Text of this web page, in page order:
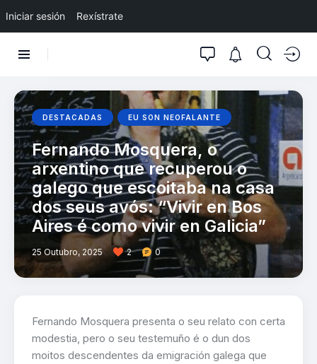
Iniciar sesión Rexístrate
DESTACADAS EU SON NEOFALANTE
Fernando Mosquera, o
arxentino que recuperou o
galego que escoitaba na casa
dos seus avós: “Vivir en Bos
Aires é como vivir en Galicia”
25 Outubro, 2025 2 0
Fernando Mosquera presenta o seu relato con certa
modestia, pero o seu testemuño é o dun dos
moitos descendentes da emigración galega que